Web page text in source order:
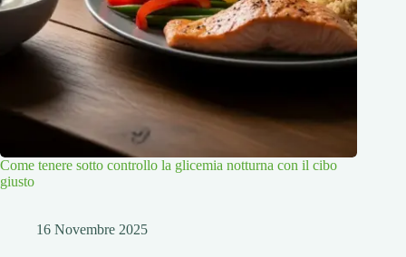
Come tenere sotto controllo la glicemia notturna con il cibo
giusto
16 Novembre 2025